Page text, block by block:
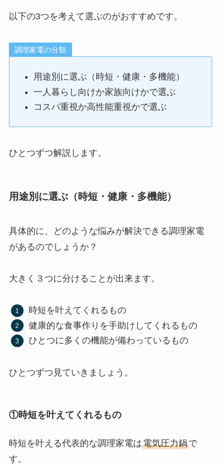
以下の3つを考えて選ぶのがおすすめです。
調理家電の分類
用途別に選ぶ（時短・健康・多機能）
一人暮らし向けか家族向けかで選ぶ
コスパ重視か高性能重視かで選ぶ
ひとつずつ解説します。
用途別に選ぶ（時短・健康・多機能）
具体的に、どのような悩みが解決できる調理家電
があるのでしょうか？
大きく３つに分けることが出来ます。
時短を叶えてくれるもの
健康的な食事作りを手助けしてくれるもの
ひとつに多くの機能が備わっているもの
ひとつずつ見ていきましょう。
①時短を叶えてくれるもの
時短を叶える代表的な調理家電は電気圧力鍋で
す。